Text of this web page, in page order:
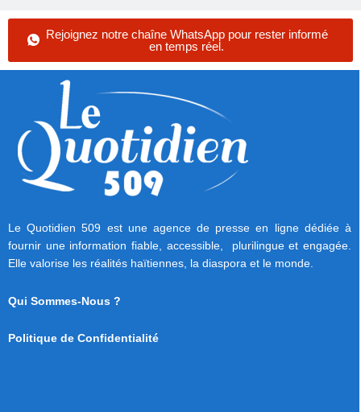
Rejoignez notre chaîne WhatsApp pour rester informé
en temps réel.
Le Quotidien 509 est une agence de presse en ligne dédiée à
fournir une information fiable, accessible, plurilingue et engagée.
Elle valorise les réalités haïtiennes, la diaspora et le monde.
Qui Sommes-Nous ?
Politique de Confidentialité